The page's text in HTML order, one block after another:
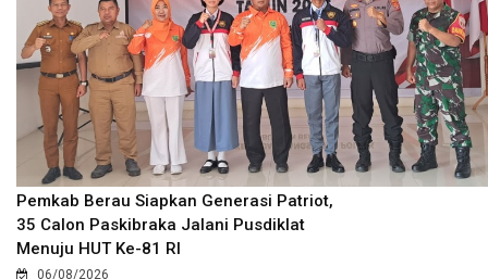
Pemkab Berau Siapkan Generasi Patriot,
35 Calon Paskibraka Jalani Pusdiklat
Menuju HUT Ke-81 RI
06/08/2026